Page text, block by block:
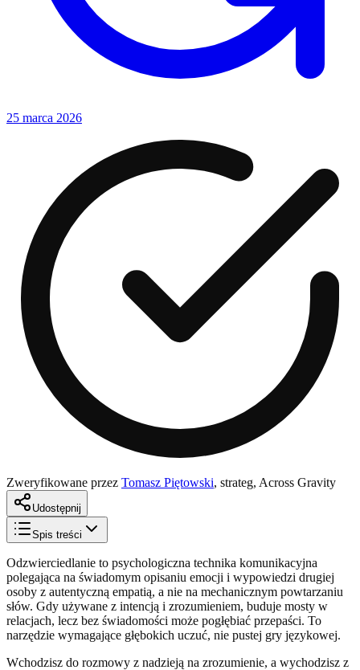
25 marca 2026
Zweryfikowane przez Tomasz Piętowski, strateg, Across Gravity
Udostępnij
Spis treści
Odzwierciedlanie to psychologiczna technika komunikacyjna
polegająca na świadomym opisaniu emocji i wypowiedzi drugiej
osoby z autentyczną empatią, a nie na mechanicznym powtarzaniu
słów. Gdy używane z intencją i zrozumieniem, buduje mosty w
relacjach, lecz bez świadomości może pogłębiać przepaści. To
narzędzie wymagające głębokich uczuć, nie pustej gry językowej.
Wchodzisz do rozmowy z nadzieją na zrozumienie, a wychodzisz z